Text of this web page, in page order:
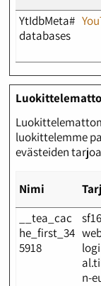
YtIdbMeta#
databases
luokittelemme
evästeiden
Nimi
__tea_cac
he_first_34
5918
n-